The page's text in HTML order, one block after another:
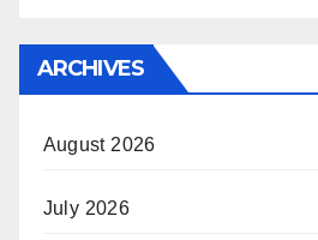
ARCHIVES
August 2026
July 2026